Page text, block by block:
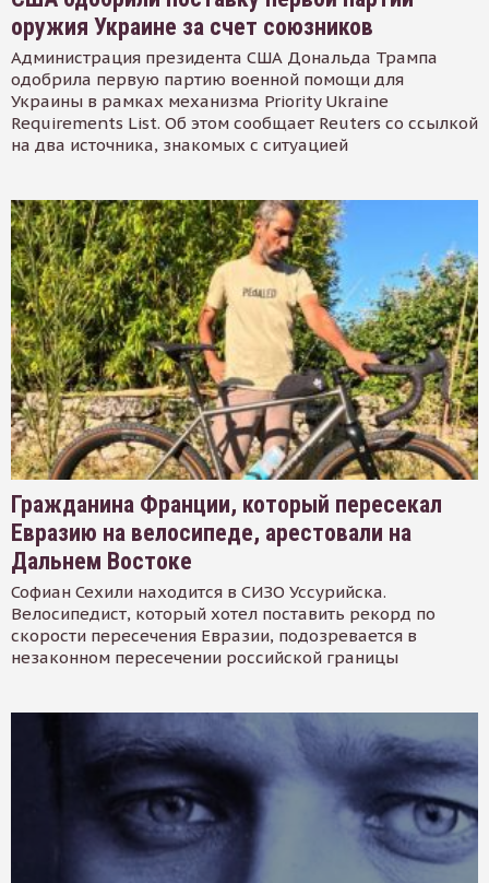
оружия Украине за счет союзников
Администрация президента США Дональда Трампа
одобрила первую партию военной помощи для
Украины в рамках механизма Priority Ukraine
Requirements List. Об этом сообщает Reuters со ссылкой
на два источника, знакомых с ситуацией
Гражданина Франции, который пересекал
Евразию на велосипеде, арестовали на
Дальнем Востоке
Софиан Сехили находится в СИЗО Уссурийска.
Велосипедист, который хотел поставить рекорд по
скорости пересечения Евразии, подозревается в
незаконном пересечении российской границы